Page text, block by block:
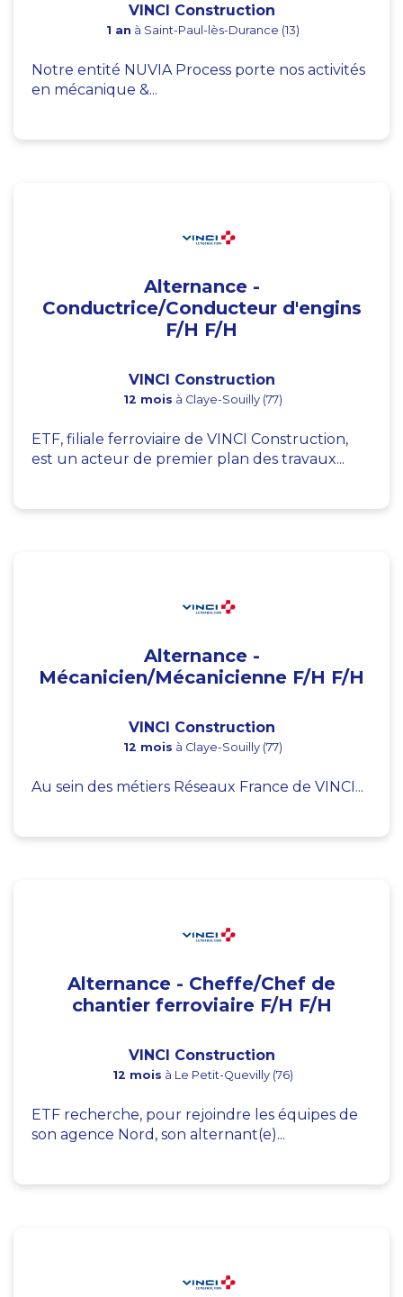
VINCI Construction
1 an à Saint-Paul-lès-Durance (13)
Notre entité NUVIA Process porte nos activités
en mécanique &...
Alternance -
Conductrice/Conducteur d'engins
F/H F/H
VINCI Construction
12 mois à Claye-Souilly (77)
ETF, filiale ferroviaire de VINCI Construction,
est un acteur de premier plan des travaux...
Alternance -
Mécanicien/Mécanicienne F/H F/H
VINCI Construction
12 mois à Claye-Souilly (77)
Au sein des métiers Réseaux France de VINCI...
Alternance - Cheffe/Chef de
chantier ferroviaire F/H F/H
VINCI Construction
12 mois à Le Petit-Quevilly (76)
ETF recherche, pour rejoindre les équipes de
son agence Nord, son alternant(e)...